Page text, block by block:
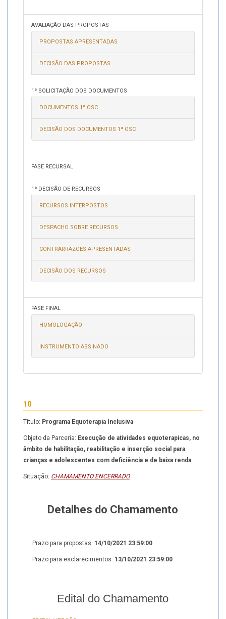
AVALIAÇÃO DAS PROPOSTAS
PROPOSTAS APRESENTADAS
DECISÃO DAS PROPOSTAS
1ª SOLICITAÇÃO DOS DOCUMENTOS
DOCUMENTOS 1ª OSC
DECISÃO DOS DOCUMENTOS 1ª OSC
FASE RECURSAL
1ª DECISÃO DE RECURSOS
RECURSOS INTERPOSTOS
DESPACHO SOBRE RECURSOS
CONTRARRAZÕES APRESENTADAS
DECISÃO DOS RECURSOS
FASE FINAL
HOMOLOGAÇÃO
INSTRUMENTO ASSINADO
10
Título: Programa Equoterapia Inclusiva
Objeto da Parceria: Execução de atividades equoterapicas, no
âmbito de habilitação, reabilitação e inserção social para
crianças e adolescentes com deficiência e de baixa renda
Situação: CHAMAMENTO ENCERRADO
Detalhes do Chamamento
Prazo para propostas: 14/10/2021 23:59:00
Prazo para esclarecimentos: 13/10/2021 23:59:00
Edital do Chamamento